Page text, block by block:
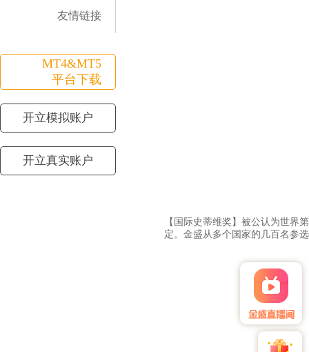
友情链接
MT4&MT5
平台下载
开立模拟账户
开立真实账户
【国际史蒂维奖】被公认为世界
定。金盛从多个国家的几百名参